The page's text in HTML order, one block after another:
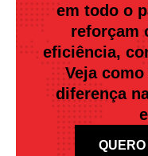
em todo o
reforçam
eficiência,
Veja
diferença